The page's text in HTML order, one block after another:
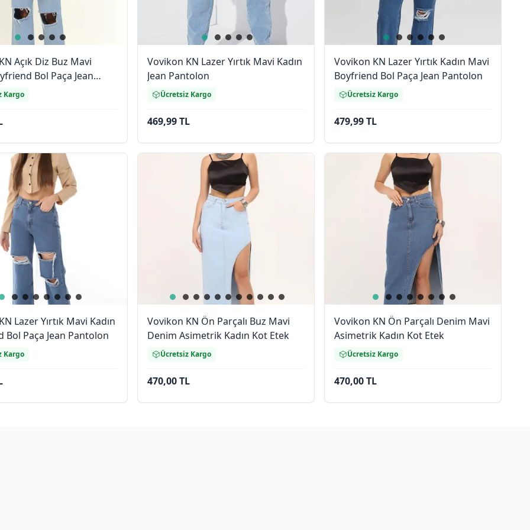
Açık Diz Buz Mavi
Bol Paça Jean
Kargo
Vovikon KN Lazer Yırtık Mavi Kadın
Jean Pantolon
Ücretsiz Kargo
469,99 TL
Vovikon KN Lazer Yırtık Kadın Mavi
Boyfriend Bol Paça Jean Pantolon
Ücretsiz Kargo
479,99 TL
Lazer Yırtık Mavi Kadın
Bol Paça Jean Pantolon
Kargo
Vovikon KN Ön Parçalı Buz Mavi
Denim Asimetrik Kadın Kot Etek
Ücretsiz Kargo
470,00 TL
Vovikon KN Ön Parçalı Denim Mavi
Asimetrik Kadın Kot Etek
Ücretsiz Kargo
470,00 TL